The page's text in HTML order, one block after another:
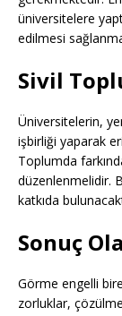
üniversitelere
edilmesi
Sivil
Üniversitelerin,
işbirliği yaparak
Toplumda
düzenlenmelidir.
katkıda
Sonuç
Görme engelli
zorluklar,